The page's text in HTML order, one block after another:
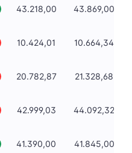
43.218,00 43.869,00
10.424,01 10.664,34
20.782,87 21.328,68
42.999,03 44.092,32
41.390,00 41.845,00